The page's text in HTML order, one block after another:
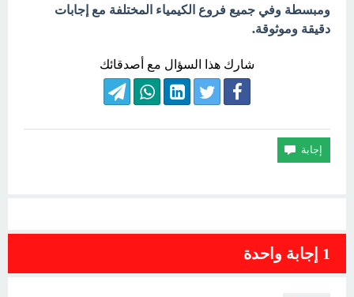
ومبسطة وفي جميع فروع الكيمياء المختلفة مع إجابات
دقيقة وموثوقة.
شارك هذا السؤال مع أصدقائك
1 إجابة واحدة